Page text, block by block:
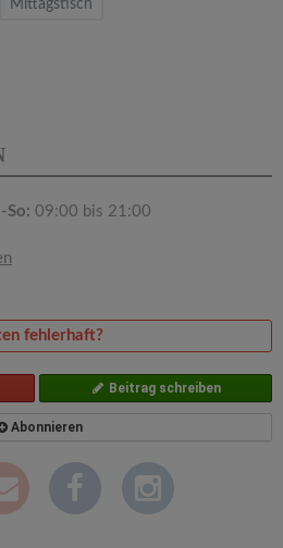
Mittagstisch
So: 09:00 bis 21:00
fehlerhaft?
Beitrag schreiben
Abonnieren